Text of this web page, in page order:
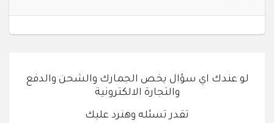
لو عندك اي سؤال يخص الجمارك والشحن والدفع
والتجارة الالكترونية
تقدر تسئله وهنرد عليك